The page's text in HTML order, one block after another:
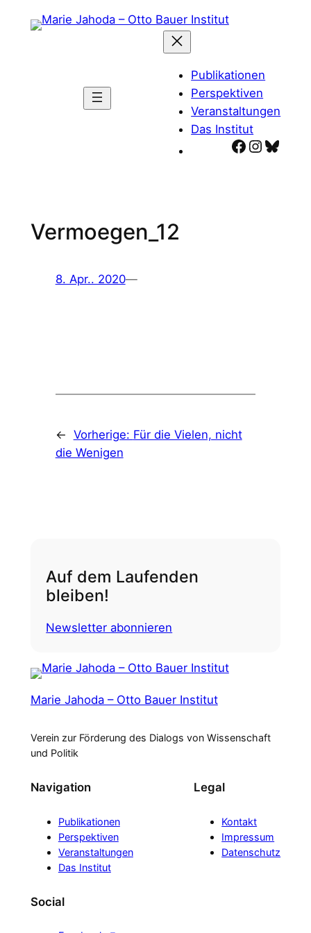
Inhalt
Publikationen
Perspektiven
Veranstaltungen
Das Institut
Facebook
Vermoegen_12
8. Apr.. 2020—
← Vorherige: Für die Vielen, nicht
die Wenigen
Auf dem Laufenden
bleiben!
Newsletter abonnieren
Marie Jahoda – Otto Bauer Institut
Verein zur Förderung des Dialogs von Wissenschaft
und Politik
Navigation
Publikationen
Perspektiven
Veranstaltungen
Das Institut
Legal
Kontakt
Impressum
Datenschutz
Social